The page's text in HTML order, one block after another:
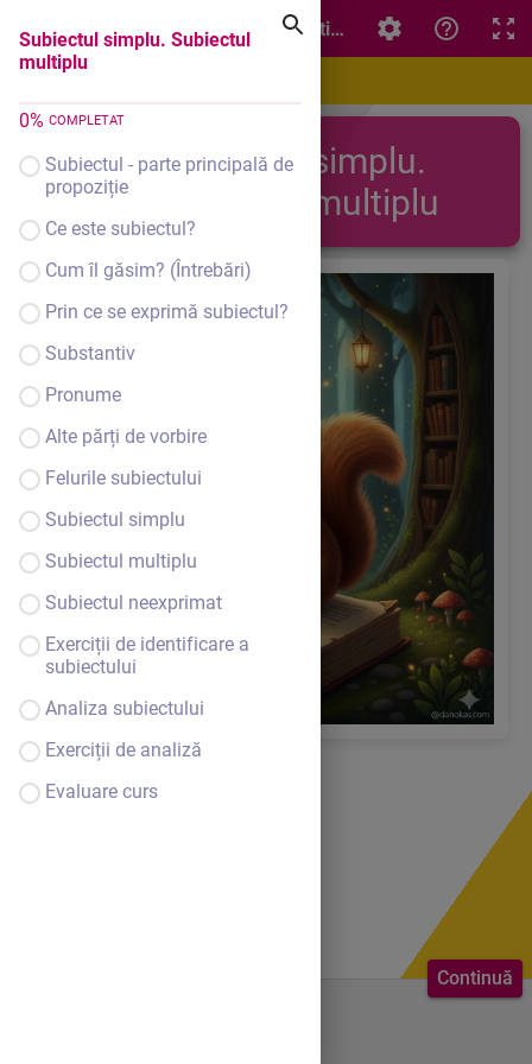
Subiectul simplu. Subiectul
multiplu
0% COMPLETAT
Subiectul - parte principală de
propoziție
Ce este subiectul?
Cum îl găsim? (Întrebări)
Prin ce se exprimă subiectul?
Substantiv
Pronume
Alte părți de vorbire
Felurile subiectului
Subiectul simplu
Subiectul multiplu
Subiectul neexprimat
Exerciții de identificare a
subiectului
Analiza subiectului
Exerciții de analiză
Evaluare curs
Continuă
Subiectul simplu. Subiectul multiplu
Subiectul simplu.
Subiectul multiplu